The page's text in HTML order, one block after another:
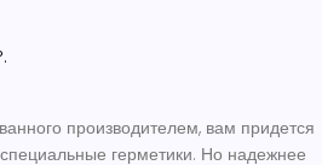
производителем, вам придется
герметики. Но надежнее